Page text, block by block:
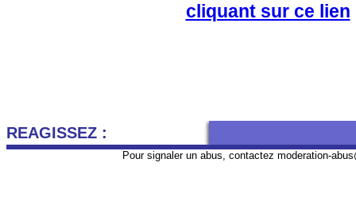
cliquant sur ce lien
REAGISSEZ :
Pour signaler un abus, contactez moderation-